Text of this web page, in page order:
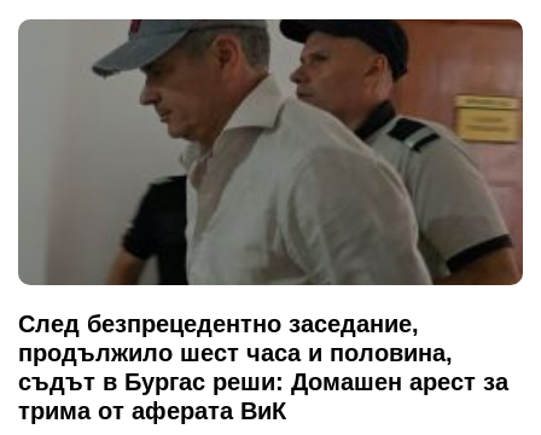
След безпрецедентно заседание,
продължило шест часа и половина,
съдът в Бургас реши: Домашен арест за
трима от аферата ВиК